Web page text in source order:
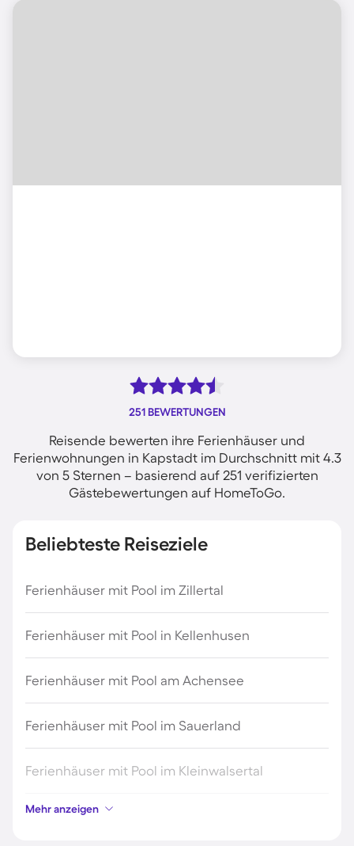
251 BEWERTUNGEN
Reisende bewerten ihre Ferienhäuser und
Ferienwohnungen in Kapstadt im Durchschnitt mit 4.3
von 5 Sternen – basierend auf 251 verifizierten
Gästebewertungen auf HomeToGo.
Beliebteste Reiseziele
Ferienhäuser mit Pool im Zillertal
Ferienhäuser mit Pool in Kellenhusen
Ferienhäuser mit Pool am Achensee
Ferienhäuser mit Pool im Sauerland
Ferienhäuser mit Pool im Kleinwalsertal
Ferienhäuser mit Pool im Stubaital
Mehr anzeigen